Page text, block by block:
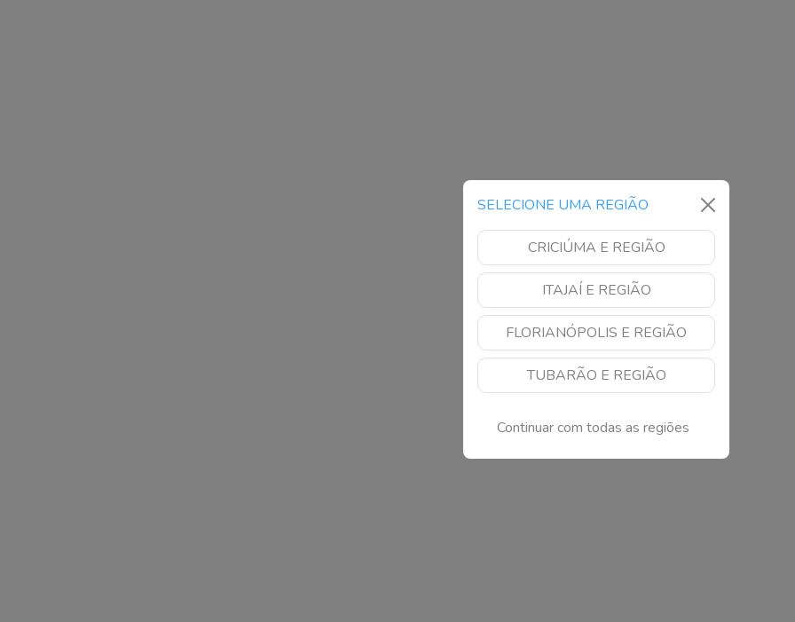
SELECIONE UMA REGIÃO
CRICIÚMA E REGIÃO
ITAJAÍ E REGIÃO
FLORIANÓPOLIS E REGIÃO
TUBARÃO E REGIÃO
Continuar com todas as regiões